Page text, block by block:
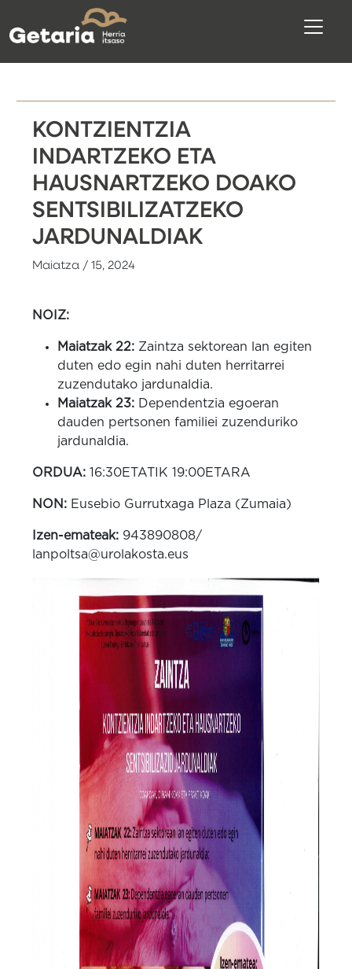
KONTZIENTZIA
INDARTZEKO ETA
HAUSNARTZEKO DOAKO
SENTSIBILIZATZEKO
JARDUNALDIAK
Maiatza / 15, 2024
NOIZ:
Maiatzak 22:Zaintza sektorean lan egiten
duten edo egin nahi duten herritarrei
zuzendutako jardunaldia.
Maiatzak 23:Dependentzia egoeran
dauden pertsonen familiei zuzenduriko
jardunaldia.
ORDUA:16:30ETATIK 19:00ETARA
NON: Eusebio Gurrutxaga Plaza (Zumaia)
Izen-emateak:943890808/
lanpoltsa@urolakosta.eus